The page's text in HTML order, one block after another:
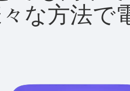
な方法で